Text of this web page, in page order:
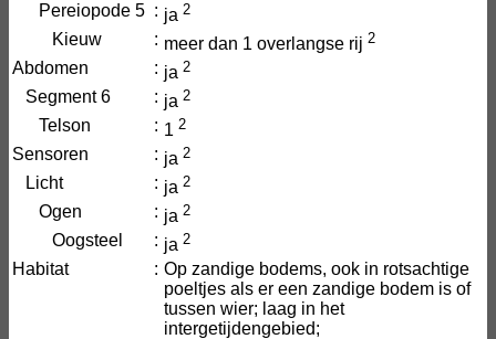
Pereiopode 5 : ja 2
Kieuw : meer dan 1 overlangse rij 2
Abdomen : ja 2
Segment 6 : ja 2
Telson : 1 2
Sensoren : ja 2
Licht : ja 2
Ogen : ja 2
Oogsteel : ja 2
Habitat : Op zandige bodems, ook in rotsachtige
poeltjes als er een zandige bodem is of
tussen wier; laag in het
intergetijdengebied;